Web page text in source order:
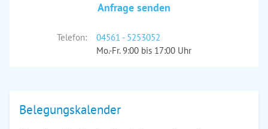
Anfrage senden
Telefon:
04561 - 5253052
Mo.-Fr. 9:00 bis 17:00 Uhr
Belegungskalender